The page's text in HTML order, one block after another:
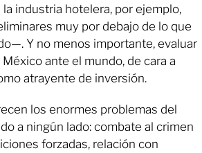
industria hotelera, por ejemplo,
muy por debajo de lo que
Y no menos importante, evaluar
ante el mundo, de cara a
atrayente de inversión.
los enormes problemas del
a ningún lado: combate al crimen
forzadas, relación con